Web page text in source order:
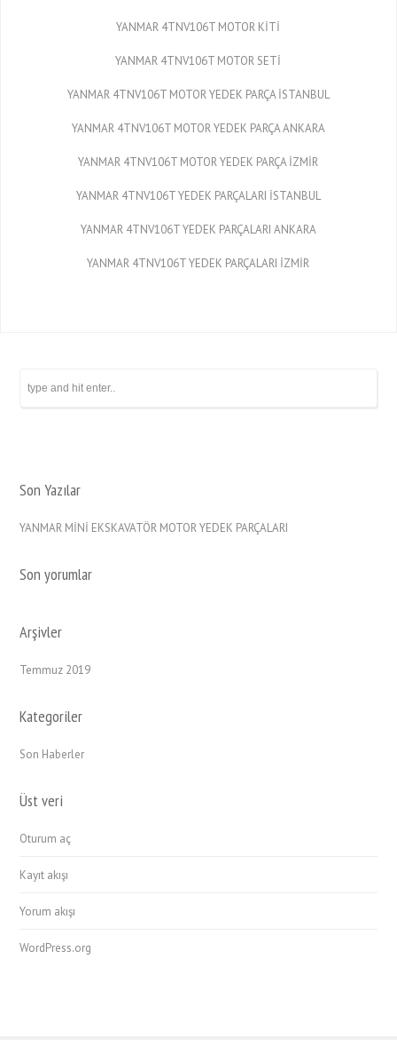
YANMAR 4TNV106T MOTOR KİTİ
YANMAR 4TNV106T MOTOR SETİ
YANMAR 4TNV106T MOTOR YEDEK PARÇA İSTANBUL
YANMAR 4TNV106T MOTOR YEDEK PARÇA ANKARA
YANMAR 4TNV106T MOTOR YEDEK PARÇA İZMİR
YANMAR 4TNV106T YEDEK PARÇALARI İSTANBUL
YANMAR 4TNV106T YEDEK PARÇALARI ANKARA
YANMAR 4TNV106T YEDEK PARÇALARI İZMİR
Son Yazılar
YANMAR MİNİ EKSKAVATÖR MOTOR YEDEK PARÇALARI
Son yorumlar
Arşivler
Temmuz 2019
Kategoriler
Son Haberler
Üst veri
Oturum aç
Kayıt akışı
Yorum akışı
WordPress.org